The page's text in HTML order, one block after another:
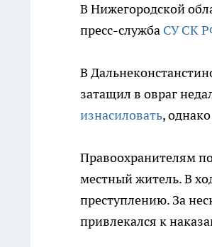
В Нижегородской
пресс-служба СУ СК
В
затащил в овраг
изнасиловать,
Правоохранителям
местный житель. В
преступлению. За
привлекался к